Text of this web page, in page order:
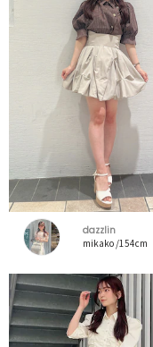
dazzlin
mikako /154cm